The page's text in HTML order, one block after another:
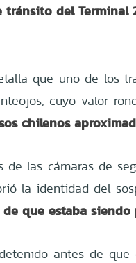
del Terminal
que uno de los
cuyo valor
chilenos
de las cámaras de
la identidad del
que estaba siendo
antes de que